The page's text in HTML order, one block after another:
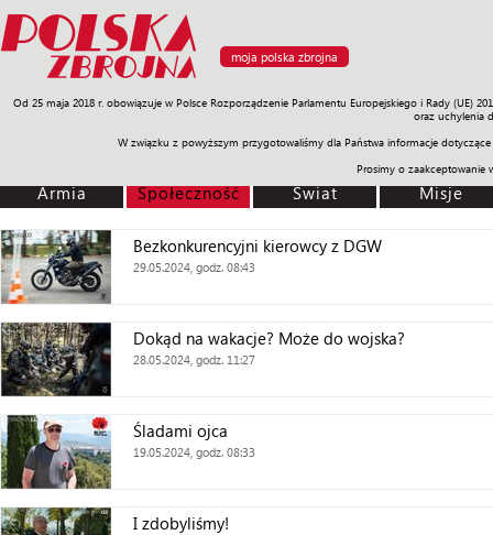
moja polska zbrojna
Od 25 maja 2018 r. obowiązuje w Polsce Rozporządzenie Parlamentu Europejskiego i Rady
oraz uchylenia
W związku z powyższym przygotowaliśmy dla Państwa informacje
Prosimy o
Armia Poligon Sprzęt Misje Polityka Prawo Świat
Armia Społeczność Świat Misje
Bezkonkurencyjni kierowcy z DGW
29.05.2024, godz. 08:43
Dokąd na wakacje? Może do wojska?
28.05.2024, godz. 11:27
Śladami ojca
19.05.2024, godz. 08:33
I zdobyliśmy!